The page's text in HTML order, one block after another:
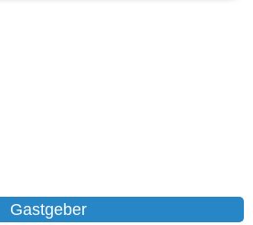
Gastgeber